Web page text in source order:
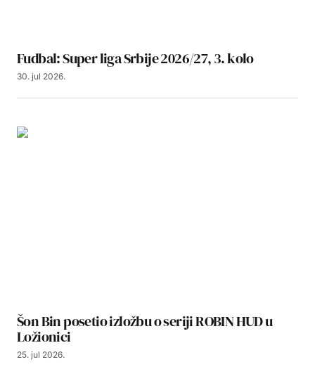
Fudbal: Super liga Srbije 2026/27, 3. kolo
30. jul 2026.
Šon Bin posetio izložbu o seriji ROBIN HUD u
Ložionici
25. jul 2026.